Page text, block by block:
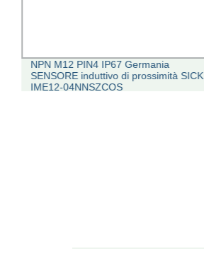
NPN M12 PIN4 IP67 Germania
SENSORE induttivo di prossimità SICK
IME12-04NNSZCOS